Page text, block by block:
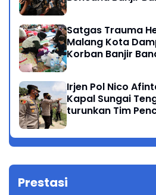
Satgas Trauma
Malang Kota
Korban Banjir
Irjen Pol Nico
Kapal Sungai
turunkan Tim
Prestasi